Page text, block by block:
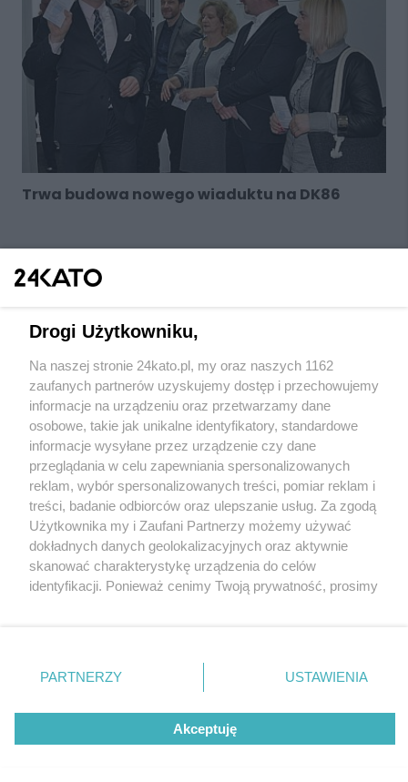
Trwa budowa nowego wiaduktu na DK86
Wydawca mediów lokalnych
Nie zapomnij
zapoznać się z:
polityką prywatności regulamin korzystania z portali
Twojemiasto
Piekary Śląskie
Chorzów
Tarnowskie Góry
Gliwice
Skontaktuj sięz nami
Kontakt
Wydawca
Redakcja
Drogi Użytkowniku,
Na naszej stronie 24kato.pl, my oraz naszych 1162
zaufanych partnerów uzyskujemy dostęp i przechowujemy
informacje na urządzeniu oraz przetwarzamy dane
osobowe, takie jak unikalne identyfikatory, standardowe
informacje wysyłane przez urządzenie czy dane
przeglądania w celu zapewniania spersonalizowanych
reklam, wybór spersonalizowanych treści, pomiar reklam i
treści, badanie odbiorców oraz ulepszanie usług. Za zgodą
Użytkownika my i Zaufani Partnerzy możemy używać
dokładnych danych geolokalizacyjnych oraz aktywnie
skanować charakterystykę urządzenia do celów
identyfikacji. Ponieważ cenimy Twoją prywatność, prosimy
prywatności znajdujący się w lewym dolnym rogu strony
. Niektóre rodzaje przetwarzania danych nie wymagają
zgody użytkownika, ale masz prawo sprzeciwić się
takiemu przetwarzaniu. Preferencje będą miały
zastosowania tylko na tej witrynie.
PARTNERZY USTAWIENIA
Akceptuję